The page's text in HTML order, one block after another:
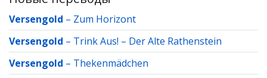
Versengold – Zum Horizont
Versengold – Trink Aus! – Der Alte Rathenstein
Versengold – Thekenmädchen